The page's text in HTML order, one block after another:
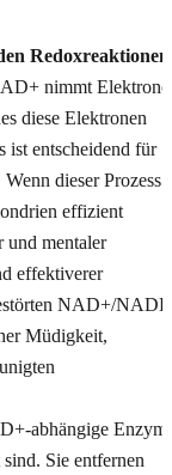
Redoxreaktionen
nimmt
diese Elektronen
ist entscheidend für
dieser Prozess
effizient
und mentaler
effektiverer
NAD+/
Müdigkeit,
abhängige
Sie entfernen